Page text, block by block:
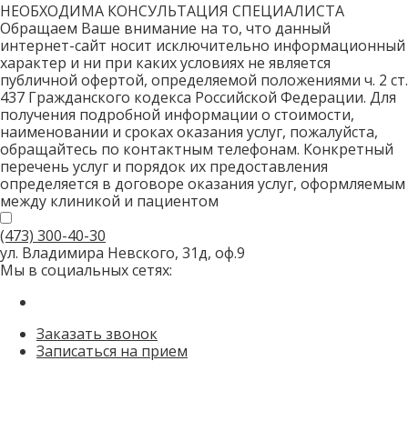
НЕОБХОДИМА КОНСУЛЬТАЦИЯ СПЕЦИАЛИСТА
Обращаем Ваше внимание на то, что данный
интернет-сайт носит исключительно информационный
характер и ни при каких условиях не является
публичной офертой, определяемой положениями ч. 2 ст.
437 Гражданского кодекса Российской Федерации. Для
получения подробной информации о стоимости,
наименовании и сроках оказания услуг, пожалуйста,
обращайтесь по контактным телефонам. Конкретный
перечень услуг и порядок их предоставления
определяется в договоре оказания услуг, оформляемым
между клиникой и пациентом
(473) 300-40-30
ул. Владимира Невского, 31д, оф.9
Мы в социальных сетях:
Заказать звонок
Записаться на прием